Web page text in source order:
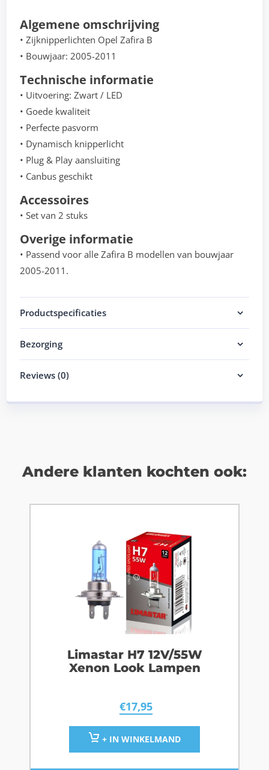
Algemene omschrijving
• Zijknipperlichten Opel Zafira B
• Bouwjaar: 2005-2011
Technische informatie
• Uitvoering: Zwart / LED
• Goede kwaliteit
• Perfecte pasvorm
• Dynamisch knipperlicht
• Plug & Play aansluiting
• Canbus geschikt
Accessoires
• Set van 2 stuks
Overige informatie
• Passend voor alle Zafira B modellen van bouwjaar
2005-2011.
Productspecificaties
Bezorging
Reviews (0)
Andere klanten kochten ook:
Limastar H7 12V/55W
Xenon Look Lampen
€17,95
+ IN WINKELMAND